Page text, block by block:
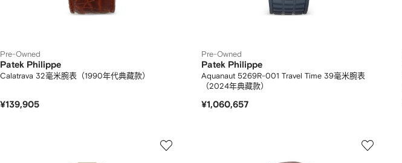
Pre-Owned
Patek Philippe
Calatrava 32毫米腕表（1990年代典藏款）
¥139,905
Pre-Owned
Patek Philippe
Aquanaut 5269R-001 Travel Time 39毫米腕表
（2024年典藏款）
¥1,060,657